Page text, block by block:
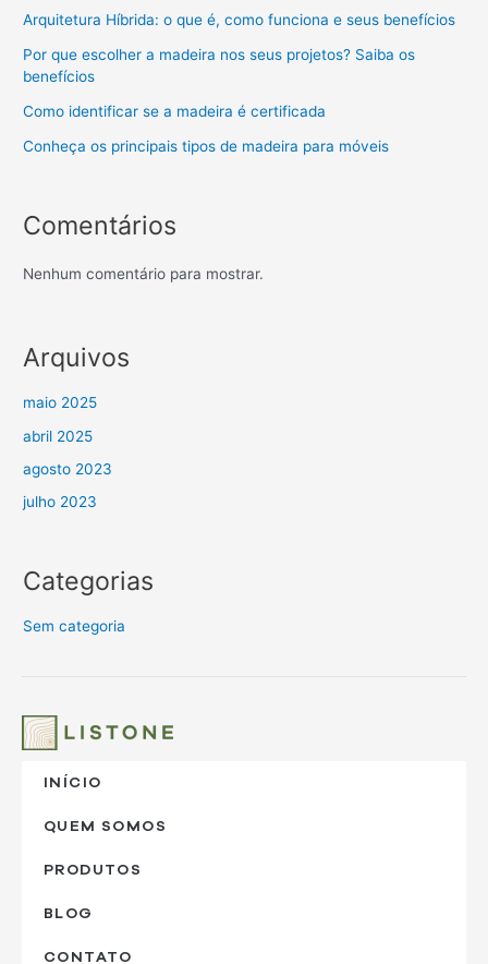
Arquitetura Híbrida: o que é, como funciona e seus benefícios
Por que escolher a madeira nos seus projetos? Saiba os
benefícios
Como identificar se a madeira é certificada
Conheça os principais tipos de madeira para móveis
Comentários
Nenhum comentário para mostrar.
Arquivos
maio 2025
abril 2025
agosto 2023
julho 2023
Categorias
Sem categoria
INÍCIO
QUEM SOMOS
PRODUTOS
BLOG
CONTATO